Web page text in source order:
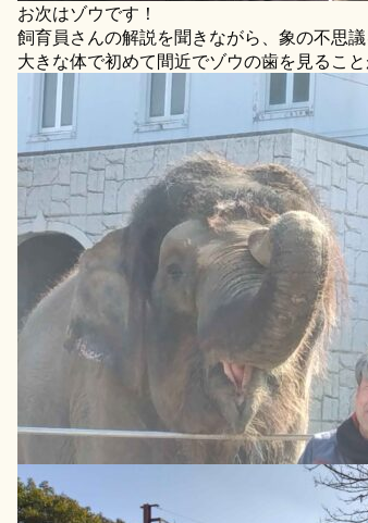
お次はゾウです！
飼育員さんの解説を聞きながら、象の不思議
大きな体で初めて間近でゾウの歯を見るこ